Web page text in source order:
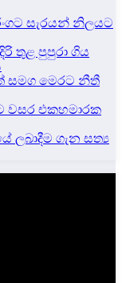
සැරයන් නිලයට
තුළ පුපුරා ගිය
සමග මෙරට නීතී
වසර එකහමාරක
ලබාදීම ගැන සත්‍ය